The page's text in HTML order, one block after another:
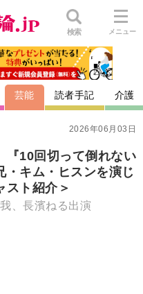
検索 メニュー
芸能 読者手記 介護
2026年06月03日
『10回切って倒れない
・キム・ヒスンを演じ
スト紹介＞
、長濱ねる出演